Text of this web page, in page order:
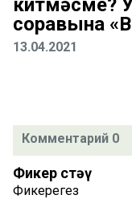
китмәсме?
соравына
13.04.2021
Комментарий 0
Фикер өстәү
Фикерегез